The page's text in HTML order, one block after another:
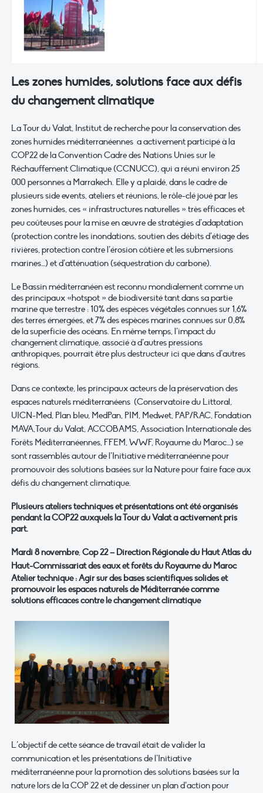
Les zones humides, solutions face aux défis
du changement climatique
La Tour du Valat, Institut de recherche pour la conservation des
zones humides méditerranéennes a activement participé à la
COP22 de la Convention Cadre des Nations Unies sur le
Réchauffement Climatique (CCNUCC), qui a réuni environ 25
000 personnes à Marrakech. Elle y a plaidé, dans le cadre de
plusieurs side events, ateliers et réunions, le rôle-clé joué par les
zones humides, ces « infrastructures naturelles » très efficaces et
peu coûteuses pour la mise en œuvre de stratégies d’adaptation
(protection contre les inondations, soutien des débits d’étiage des
rivières, protection contre l’érosion côtière et les submersions
marines…) et d’atténuation (séquestration du carbone).
Le Bassin méditerranéen est reconnu mondialement comme un
des principaux «hotspot » de biodiversité tant dans sa partie
marine que terrestre : 10% des espèces végétales connues sur 1,6%
des terres émergées, et 7% des espèces marines connues sur 0,8%
de la superficie des océans. En même temps, l’impact du
changement climatique, associé à d’autres pressions
anthropiques, pourrait être plus destructeur ici que dans d’autres
régions.
Dans ce contexte, les principaux acteurs de la préservation des
espaces naturels méditerranéens (Conservatoire du Littoral,
UICN-Med, Plan bleu, MedPan, PIM, Medwet, PAP/RAC, Fondation
MAVA,Tour du Valat, ACCOBAMS, Association Internationale des
Forêts Méditerranéennes, FFEM, WWF, Royaume du Maroc…) se
sont rassemblés autour de l’Initiative méditerranéenne pour
promouvoir des solutions basées sur la Nature pour faire face aux
défis du changement climatique.
Plusieurs ateliers techniques et présentations ont été organisés
pendant la COP22 auxquels la Tour du Valat a activement pris
part.
Mardi 8 novembre,Cop 22– Direction Régionale du Haut Atlas du
Haut-Commissariat des eaux et forêts du Royaume du Maroc
Atelier technique : Agir sur des bases scientifiques solides et
promouvoir les espaces naturels de Méditerranée comme
solutions efficaces contre le changement climatique
L’objectif de cette séance de travail était de valider la
communication et les présentations de l’Initiative
méditerranéenne pour la promotion des solutions basées sur la
nature lors de la COP 22 et de dessiner un plan d’action pour